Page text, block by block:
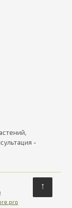
-
на SaaS платформі
↑